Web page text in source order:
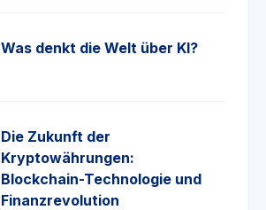
Was denkt die Welt über KI?
Die Zukunft der
Kryptowährungen:
Blockchain-Technologie und
Finanzrevolution